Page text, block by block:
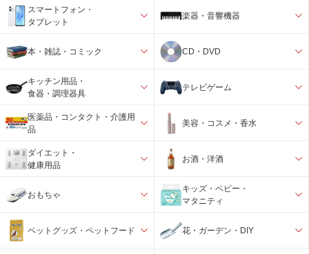
スマートフォン・
タブレット
楽器・音響機器
本・雑誌・コミック CD・DVD
キッチン用品・
食器・調理器具
テレビゲーム
医薬品・コンタクト・介護用
品
美容・コスメ・香水
ダイエット・
健康用品
お酒・洋酒
おもちゃ
キッズ・ベビー・
マタニティ
ペットグッズ・ペットフード 花・ガーデン・DIY